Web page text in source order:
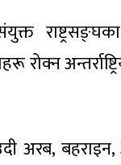
राष्ट्रसङ्घका
अरब,